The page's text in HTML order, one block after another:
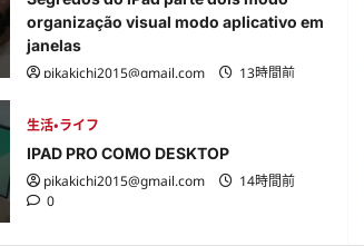
organização visual modo aplicativo em
janelas
pikakichi2015@gmail.com
13時間前
生活・ライフ
IPAD PRO COMO DESKTOP
pikakichi2015@gmail.com
14時間前
0